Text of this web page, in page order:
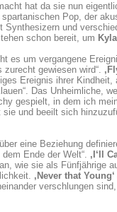
hat da sie nun
Pop, der
und
schon bereit, um Kyla
es um vergangene
gewiesen wird“.
Ereignis ihrer
Das Unheimliche,
gespielt, in dem ich
sie und beeilt sich
eine Beziehung
Ende der Welt“. ,I‘ll
wie sie als Fünfjährige
,Never that Young‘
verschlungen